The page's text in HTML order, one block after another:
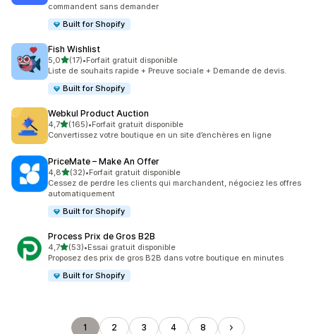
commandent sans demander
Built for Shopify
Fish Wishlist
5,0étoile(s) sur 5
(17)
17 avis au total
•Forfait gratuit disponible
Liste de souhaits rapide + Preuve sociale + Demande de devis.
Built for Shopify
Webkul Product Auction
4,7étoile(s) sur 5
(165)
165 avis au total
•Forfait gratuit disponible
Convertissez votre boutique en un site d’enchères en ligne
PriceMate – Make An Offer
4,8étoile(s) sur 5
(32)
32 avis au total
•Forfait gratuit disponible
Cessez de perdre les clients qui marchandent, négociez les offres
automatiquement
Built for Shopify
Process Prix de Gros B2B
4,7étoile(s) sur 5
(53)
53 avis au total
•Essai gratuit disponible
Proposez des prix de gros B2B dans votre boutique en minutes
Built for Shopify
1 2 3 4 8